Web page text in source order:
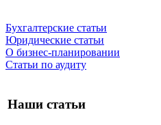
Бухгалтерские статьи
Юридические статьи
О бизнес-планировании
Статьи по аудиту
Наши статьи